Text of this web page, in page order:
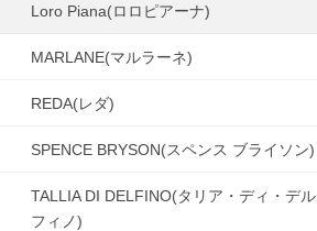
Loro Piana(ロロピアーナ)
MARLANE(マルラーネ)
REDA(レダ)
SPENCE BRYSON(スペンス ブライソン)
TALLIA DI DELFINO(タリア・ディ・デル
フィノ)